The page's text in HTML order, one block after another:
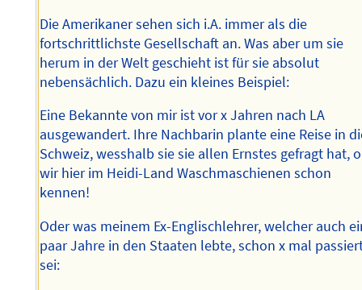
Die Amerikaner sehen sich i.A. immer als die
fortschrittlichste Gesellschaft an. Was aber um sie
herum in der Welt geschieht ist für sie absolut
nebensächlich. Dazu ein kleines Beispiel:
Eine Bekannte von mir ist vor x Jahren nach LA
ausgewandert. Ihre Nachbarin plante eine Reise in
Schweiz, wesshalb sie sie allen Ernstes gefragt hat,
wir hier im Heidi-Land Waschmaschienen schon
kennen!
Oder was meinem Ex-Englischlehrer, welcher auch
paar Jahre in den Staaten lebte, schon x mal
sei: